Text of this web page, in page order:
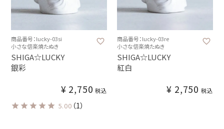
商品番号：lucky-03si
小さな信楽焼たぬき
SHIGA☆LUCKY
銀彩
¥ 2,750 税込
5.00 （1）
商品番号：lucky-03re
小さな信楽焼たぬき
SHIGA☆LUCKY
紅白
¥ 2,750 税込